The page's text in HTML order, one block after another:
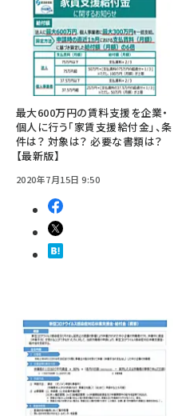
最大600万円の賃料支援を企業・
個人に行う「家賃支援給付金」、条
件は？ 対象は？ 必要な書類は？
【最新版】
2020年7月15日 9:50